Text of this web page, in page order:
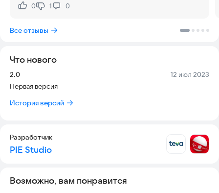
- дробовик (он же дробач) - отличный способ раскидать
- ракетница (также известная как БАЗУКА) - не стоит
массового поражения!
Нравится:
0Не нравится:
1 0
Все отзывы
Что нового
Версия:
2.0 Дата:
12 июл 2023
Первая версия
История версий
Разработчик
PIE Studio
Возможно, вам понравится